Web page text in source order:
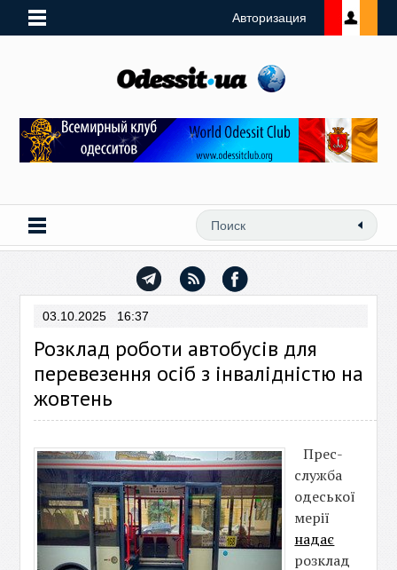
Авторизация
03.10.2025 16:37
Розклад роботи автобусів для
перевезення осіб з інвалідністю на
жовтень
Прес-
служба
одеської
мерії
надає
розклад